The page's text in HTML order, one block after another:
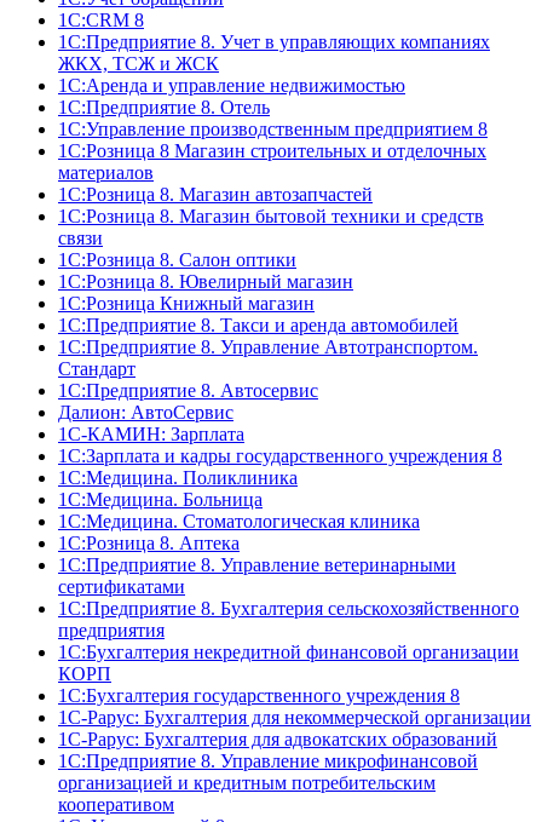
1C:CRM 8
1С:Предприятие 8. Учет в управляющих компаниях
ЖКХ, ТСЖ и ЖСК
1С:Аренда и управление недвижимостью
1С:Предприятие 8. Отель
1C:Управление производственным предприятием 8
1С:Розница 8 Магазин строительных и отделочных
материалов
1С:Розница 8. Магазин автозапчастей
1С:Розница 8. Магазин бытовой техники и средств
связи
1С:Розница 8. Салон оптики
1С:Розница 8. Ювелирный магазин
1С:Розница Книжный магазин
1C:Предприятие 8. Такси и аренда автомобилей
1С:Предприятие 8. Управление Автотранспортом.
Стандарт
1C:Предприятие 8. Автосервис
Далион: АвтоСервис
1С-КАМИН: Зарплата
1С:Зарплата и кадры государственного учреждения 8
1С:Медицина. Поликлиника
1С:Медицина. Больница
1С:Медицина. Стоматологическая клиника
1С:Розница 8. Аптека
1C:Предприятие 8. Управление ветеринарными
сертификатами
1С:Предприятие 8. Бухгалтерия сельскохозяйственного
предприятия
1C:Бухгалтерия некредитной финансовой организации
КОРП
1С:Бухгалтерия государственного учреждения 8
1С-Рарус: Бухгалтерия для некоммерческой организации
1С-Рарус: Бухгалтерия для адвокатских образований
1С:Предприятие 8. Управление микрофинансовой
организацией и кредитным потребительским
кооперативом